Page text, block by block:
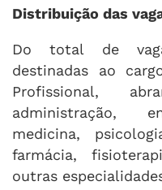
Distribuição das
Do total de
destinadas ao
Profissional,
administração,
medicina,
farmácia,
outras